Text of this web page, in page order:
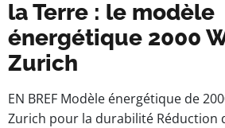
la Terre : le modèle
énergétique 2000
Zurich
EN BREF Modèle énergétique de
Zurich pour la durabilité Réduction